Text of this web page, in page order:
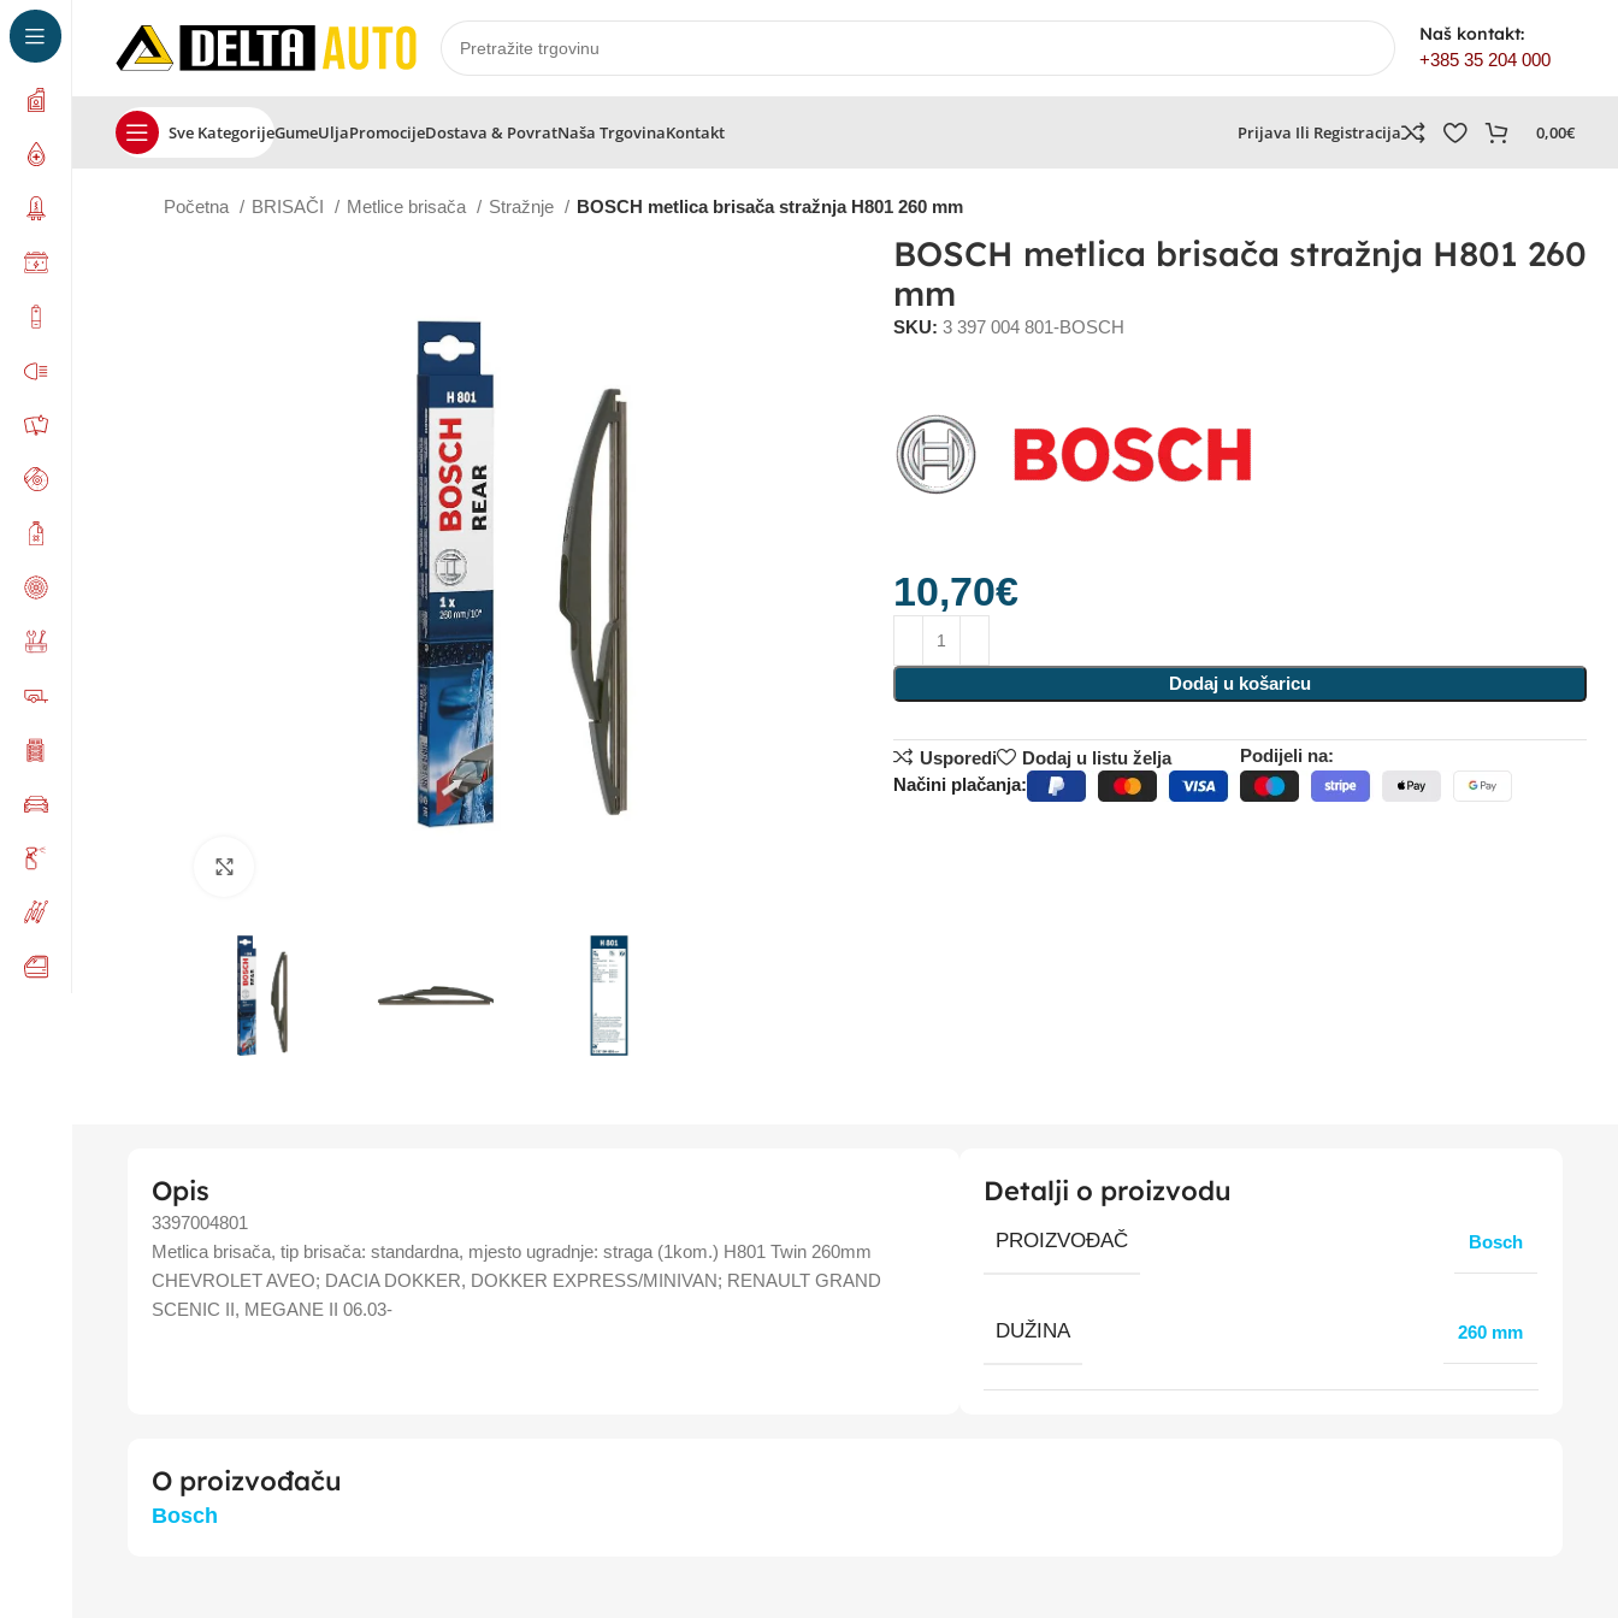
Naš kontakt:
+385 35 204 000
Sve KategorijeGumeUljaPromocijeDostava & PovratNaša TrgovinaKontakt Prijava Ili Registracija 0,00€
Početna BRISAČI Metlice brisača Stražnje BOSCH metlica brisača stražnja H801 260 mm
BOSCH metlica brisača stražnja H801 260
mm
SKU:3 397 004 801-BOSCH
10,70€
Dodaj u košaricu
Usporedi Dodaj u listu želja
Podijeli na:
Načini plačanja:
Opis
3397004801
Metlica brisača, tip brisača: standardna, mjesto ugradnje: straga (1kom.) H801 Twin 260mm
CHEVROLET AVEO; DACIA DOKKER, DOKKER EXPRESS/MINIVAN; RENAULT GRAND
SCENIC II, MEGANE II 06.03-
Detalji o proizvodu
PROIZVOĐAČ Bosch
DUŽINA 260 mm
O proizvođaču
Bosch